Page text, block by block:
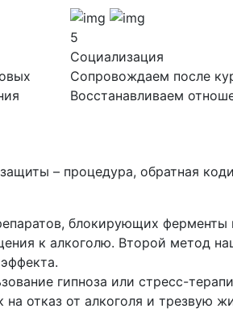
5
Социализация
Сопровождаем после
Восстанавливаем
– процедура, обратная
блокирующих
к алкоголю. Второй метод
гипноза или стресс-
на отказ от алкоголя и трезвую